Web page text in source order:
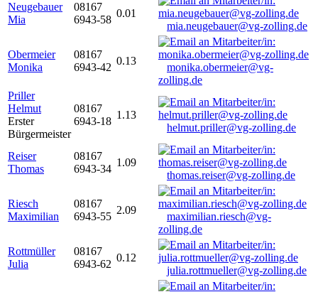
Neugebauer
Mia
08167
6943-58
0.01
mia.neugebauer@vg-zolling.de
Obermeier
Monika
08167
6943-42
0.13
monika.obermeier@vg-
zolling.de
Priller
Helmut
Erster
Bürgermeister
08167
6943-18
1.13
helmut.priller@vg-zolling.de
Reiser
Thomas
08167
6943-34
1.09
thomas.reiser@vg-zolling.de
Riesch
Maximilian
08167
6943-55
2.09
maximilian.riesch@vg-
zolling.de
Rottmüller
Julia
08167
6943-62
0.12
julia.rottmueller@vg-zolling.de